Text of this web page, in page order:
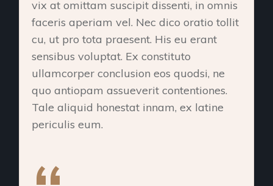
vix at omittam suscipit dissenti, in omnis
faceris aperiam vel. Nec dico oratio tollit
cu, ut pro tota praesent. His eu erant
sensibus voluptat. Ex constituto
ullamcorper conclusion eos quodsi, ne
quo antiopam assueverit contentiones.
Tale aliquid honestat innam, ex latine
periculis eum.